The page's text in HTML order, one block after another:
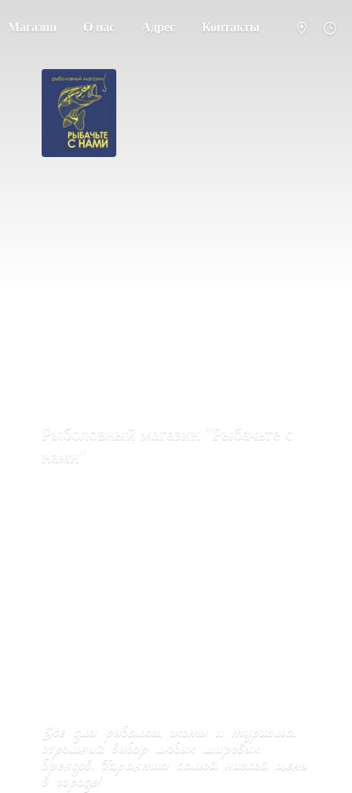
Магазин О нас Адрес Контакты
Все для рыбалки, охоты и туризма,
огромный выбор любых мировых
брендов. Гарантия самой низкой цены
в городе!
Рыболовный магазин "Рыбачьте с
нами"